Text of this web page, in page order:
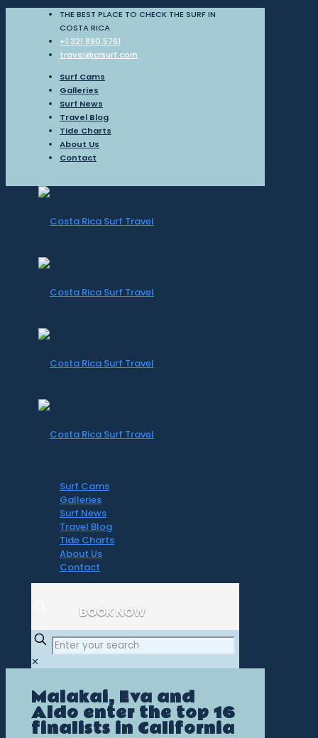
THE BEST PLACE TO CHECK THE SURF IN
COSTA RICA
+1 321 890 5761
travel@crsurf.com
Surf Cams
Galleries
Surf News
Travel Blog
Tide Charts
About Us
Contact
Surf Cams
Galleries
Surf News
Travel Blog
Tide Charts
About Us
Contact
BOOK NOW
✕
Malakai, Eva and
Aldo enter the top 16
finalists in California